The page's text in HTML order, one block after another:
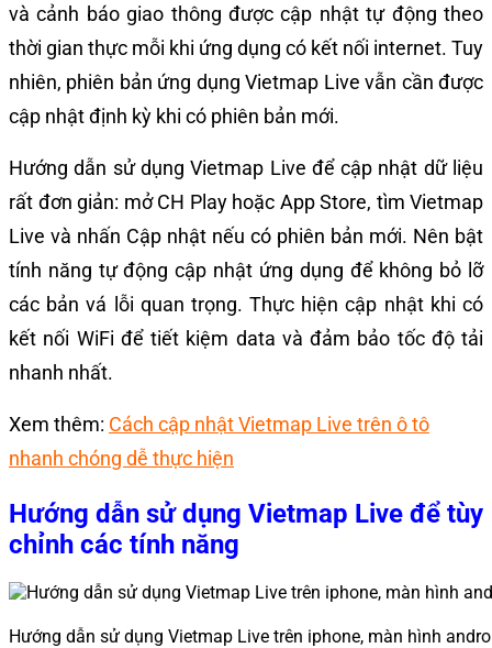
và cảnh báo giao thông được cập nhật tự động theo
thời gian thực mỗi khi ứng dụng có kết nối internet. Tuy
nhiên, phiên bản ứng dụng Vietmap Live vẫn cần được
cập nhật định kỳ khi có phiên bản mới.
Hướng dẫn sử dụng Vietmap Live để cập nhật dữ liệu
rất đơn giản: mở CH Play hoặc App Store, tìm Vietmap
Live và nhấn Cập nhật nếu có phiên bản mới. Nên bật
tính năng tự động cập nhật ứng dụng để không bỏ lỡ
các bản vá lỗi quan trọng. Thực hiện cập nhật khi có
kết nối WiFi để tiết kiệm data và đảm bảo tốc độ tải
nhanh nhất.
Xem thêm: Cách cập nhật Vietmap Live trên ô tô
nhanh chóng dễ thực hiện
Hướng dẫn sử dụng Vietmap Live để tùy
chỉnh các tính năng
Hướng dẫn sử dụng Vietmap Live trên iphone, màn hình